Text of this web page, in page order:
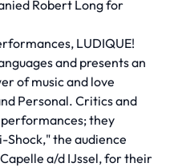
Robert Long for
LUDIQUE!
and presents an
of music and love
Personal. Critics and
performances; they
the audience
a/d IJssel, for their